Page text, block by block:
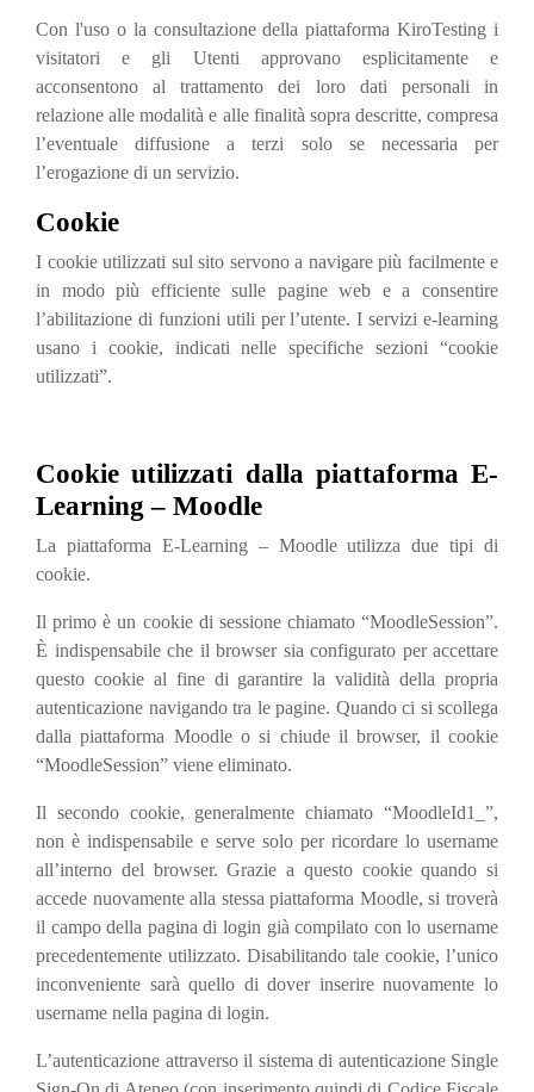
Con l'uso o la consultazione della piattaforma KiroTesting i
visitatori e gli Utenti approvano esplicitamente e
acconsentono al trattamento dei loro dati personali in
relazione alle modalità e alle finalità sopra descritte, compresa
l’eventuale diffusione a terzi solo se necessaria per
l’erogazione di un servizio.
Cookie
I cookie utilizzati sul sito servono a navigare più facilmente e
in modo più efficiente sulle pagine web e a consentire
l’abilitazione di funzioni utili per l’utente. I servizi e-learning
usano i cookie, indicati nelle specifiche sezioni “cookie
utilizzati”.
Cookie utilizzati dalla piattaforma E-
Learning – Moodle
La piattaforma E-Learning – Moodle utilizza due tipi di
cookie.
Il primo è un cookie di sessione chiamato “MoodleSession”.
È indispensabile che il browser sia configurato per accettare
questo cookie al fine di garantire la validità della propria
autenticazione navigando tra le pagine. Quando ci si scollega
dalla piattaforma Moodle o si chiude il browser, il cookie
“MoodleSession” viene eliminato.
Il secondo cookie, generalmente chiamato “MoodleId1_”,
non è indispensabile e serve solo per ricordare lo username
all’interno del browser. Grazie a questo cookie quando si
accede nuovamente alla stessa piattaforma Moodle, si troverà
il campo della pagina di login già compilato con lo username
precedentemente utilizzato. Disabilitando tale cookie, l’unico
inconveniente sarà quello di dover inserire nuovamente lo
username nella pagina di login.
L’autenticazione attraverso il sistema di autenticazione Single